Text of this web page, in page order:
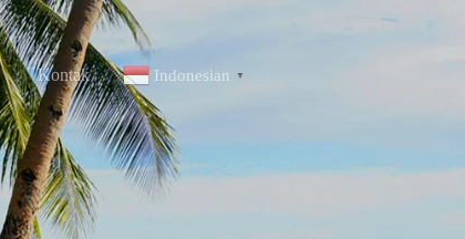
Kontak Indonesian ▼